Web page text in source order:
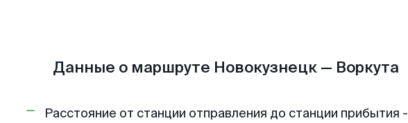
Данные о маршруте Новокузнецк — Воркута
Расстояние от станции отправления до станции прибытия -